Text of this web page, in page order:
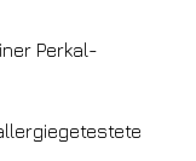
Perkal-